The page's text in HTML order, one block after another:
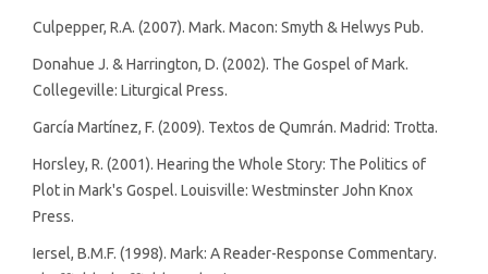
Culpepper, R.A. (2007). Mark. Macon: Smyth & Helwys Pub.
Donahue J. & Harrington, D. (2002). The Gospel of Mark.
Collegeville: Liturgical Press.
García Martínez, F. (2009). Textos de Qumrán. Madrid: Trotta.
Horsley, R. (2001). Hearing the Whole Story: The Politics of
Plot in Mark's Gospel. Louisville: Westminster John Knox
Press.
Iersel, B.M.F. (1998). Mark: A Reader-Response Commentary.